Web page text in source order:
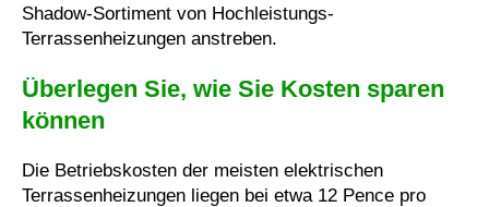
Shadow-Sortiment von Hochleistungs-
Terrassenheizungen anstreben.
Überlegen Sie, wie Sie Kosten sparen
können
Die Betriebskosten der meisten elektrischen
Terrassenheizungen liegen bei etwa 12 Pence pro